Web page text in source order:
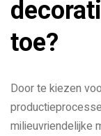
toe?
Door te kiezen
milieuvriendelijke